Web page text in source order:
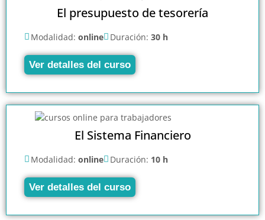
El presupuesto de tesorería
Modalidad: online Duración: 30 h
Ver detalles del curso
El Sistema Financiero
Modalidad: online Duración: 10 h
Ver detalles del curso